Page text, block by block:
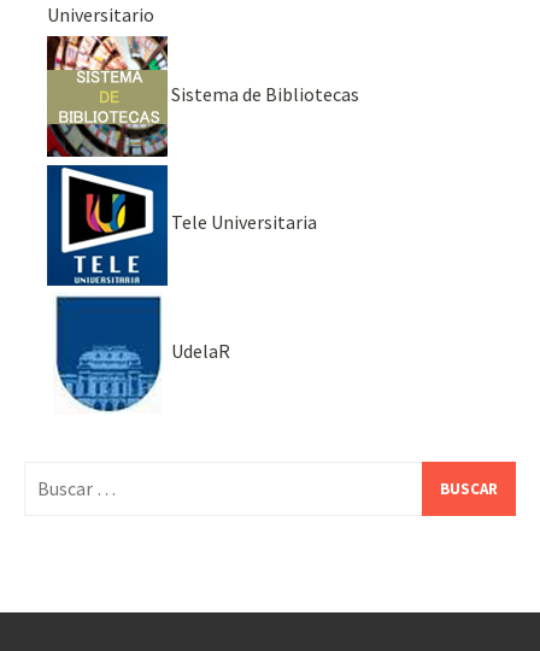
Universitario
Sistema de Bibliotecas
Tele Universitaria
UdelaR